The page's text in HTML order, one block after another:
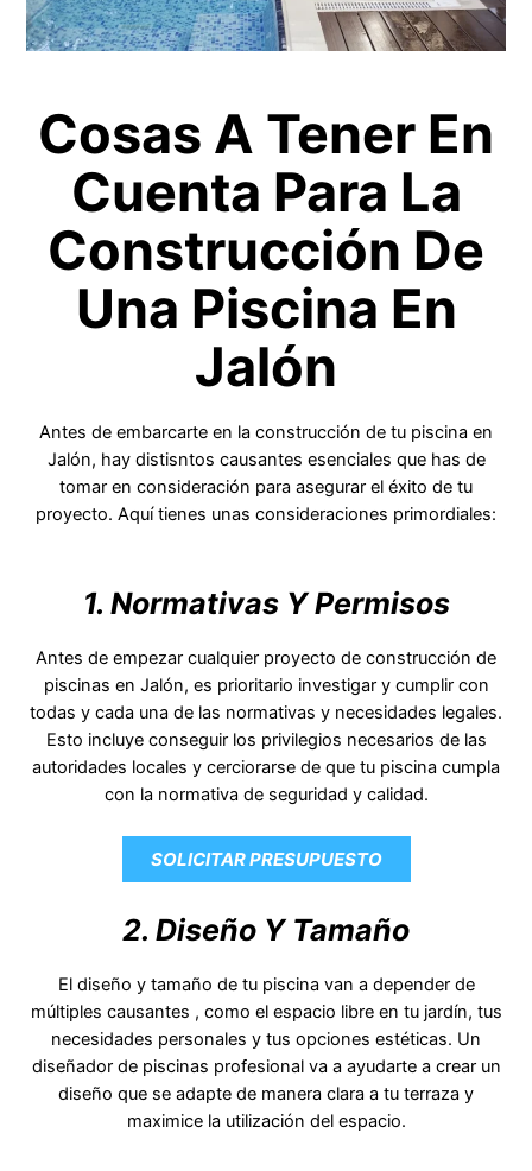
Cosas A Tener En
Cuenta Para La
Construcción De
Una Piscina En
Jalón
Antes de embarcarte en la construcción de tu piscina en
Jalón, hay distisntos causantes esenciales que has de
tomar en consideración para asegurar el éxito de tu
proyecto. Aquí tienes unas consideraciones primordiales:
1. Normativas Y Permisos
Antes de empezar cualquier proyecto de construcción de
piscinas en Jalón, es prioritario investigar y cumplir con
todas y cada una de las normativas y necesidades legales.
Esto incluye conseguir los privilegios necesarios de las
autoridades locales y cerciorarse de que tu piscina cumpla
con la normativa de seguridad y calidad.
SOLICITAR PRESUPUESTO
2. Diseño Y Tamaño
El diseño y tamaño de tu piscina van a depender de
múltiples causantes , como el espacio libre en tu jardín, tus
necesidades personales y tus opciones estéticas. Un
diseñador de piscinas profesional va a ayudarte a crear un
diseño que se adapte de manera clara a tu terraza y
maximice la utilización del espacio.